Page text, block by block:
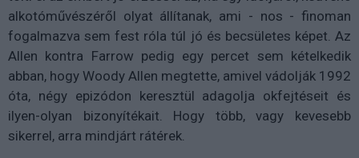
alkotóművészéről olyat állítanak, ami - nos - finoman
fogalmazva sem fest róla túl jó és becsületes képet. Az
Allen kontra Farrow pedig egy percet sem kételkedik
abban, hogy Woody Allen megtette, amivel vádolják 1992
óta, négy epizódon keresztül adagolja okfejtéseit és
ilyen-olyan bizonyítékait. Hogy több, vagy kevesebb
sikerrel, arra mindjárt rátérek.